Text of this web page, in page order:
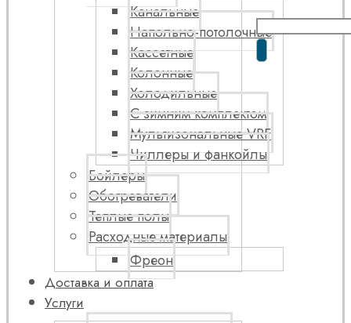
Канальные
Напольно-потолочные
Кассетные
Колонные
Холодильные
С зимним комплектом
Мультизональные VRF
Чиллеры и фанкойлы
Бойлеры
Обогреватели
Теплые полы
Расходные материалы
Фреон
Доставка и оплата
Услуги